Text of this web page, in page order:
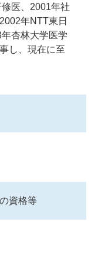
医、2001年社
年NTT東日
杏林大学医学
し、現在に至
資格等